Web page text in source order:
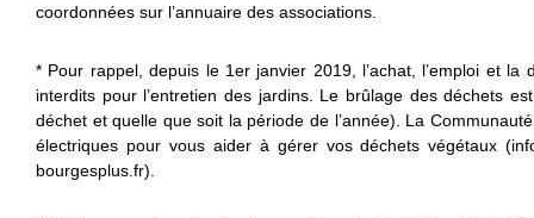
coordonnées sur l’annuaire des associations.
* Pour rappel, depuis le 1er janvier 2019, l’achat, l’emploi et la
interdits pour l’entretien des jardins. Le brûlage des déchets
déchet et quelle que soit la période de l’année). La
électriques pour vous aider à gérer vos déchets végétaux
bourgesplus.fr).